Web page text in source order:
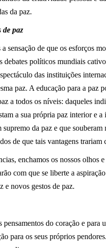
da paz.
de paz
sensação de que os esforços
debates políticos mundiais
das instituições
paz. A educação para a
a todos os níveis: daqueles
a sua própria paz interior e
da paz e que souberam
de que tais vantagens
enchamos os nossos olhos
com que se liberte a
e novos gestos de paz.
do coração e para
para os seus próprios